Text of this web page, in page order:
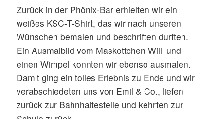
Zurück in der Phönix-Bar erhielten wir ein
weißes KSC-T-Shirt, das wir nach unseren
Wünschen bemalen und beschriften durften.
Ein Ausmalbild vom Maskottchen Willi und
einen Wimpel konnten wir ebenso ausmalen.
Damit ging ein tolles Erlebnis zu Ende und wir
verabschiedeten uns von Emil & Co., liefen
zurück zur Bahnhaltestelle und kehrten zur